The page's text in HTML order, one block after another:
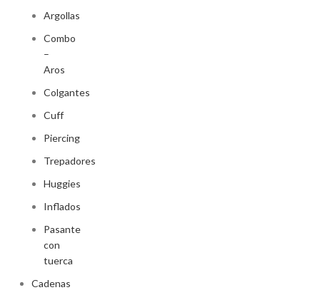
Argollas
Combo
–
Aros
Colgantes
Cuff
Piercing
Trepadores
Huggies
Inflados
Pasante
con
tuerca
Cadenas